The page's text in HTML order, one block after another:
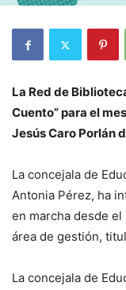
La Red de
Cuento” para el
Jesús Caro Porlán
La concejala de
Antonia Pérez, ha
en marcha desde
área de gestión,
La concejala de